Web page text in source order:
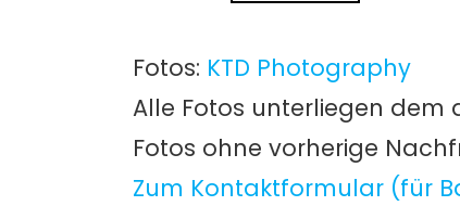
Fotos: KTD Photography
Alle Fotos unterliegen dem
Fotos ohne vorherige
Zum Kontaktformular (für